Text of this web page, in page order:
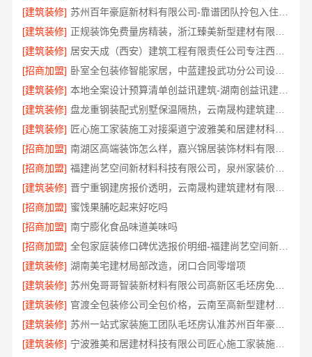
[建筑装修]
苏州百年豪庭新材料有限公司-靠谱团队拎包入住家装
[建筑装修]
[建筑装修]
[招商加盟]
卧室全包装修智能家居，中蓝建投武功分公司设计施工
[建筑装修]
本地全案设计预算清单创益讯建筑-湖南创益讯建筑有限公司
[建筑装修]
盘龙重钢装配式别墅保温隔热，云南晟构建筑建材有限公司品质之选
[建筑装修]
匠心施工家装施工对接渠道宁波雅美和居建材科技有限公司
[招商加盟]
[招商加盟]
福建尚艺空间新材料科技有限公司，泉州家装价格透明明细
[建筑装修]
[招商加盟] 蜜饯果脯吃起来好吃吗
[招商加盟] 南宁膨化食品味道美味吗
[招商加盟]
全包家庭装修口碑优选报价明细-福建尚艺空间新材料科技有限公司
[建筑装修] 湖南美宅建材局部改造，闭口合同零增项
[建筑装修]
[建筑装修]
官渡全包装修公司全包价格，云南至高新型建材有限公司闭口合同
[建筑装修]
苏州一站式家装施工团队毛坯房认准苏州百年豪庭新材料有限公司
[建筑装修]
宁波雅美和居建材科技有限公司匠心施工家装施工对接渠道